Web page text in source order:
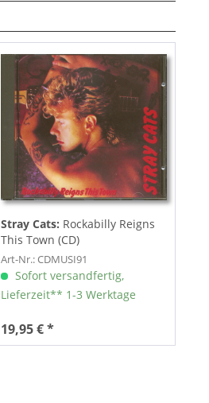
Stray Cats: Rockabilly Reigns
This Town (CD)
Art-Nr.: CDMUSI91
Sofort versandfertig,
Lieferzeit** 1-3 Werktage
19,95 € *